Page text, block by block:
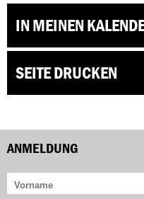
IN MEINEN
SEITE DRUCKEN
ANMELDUNG